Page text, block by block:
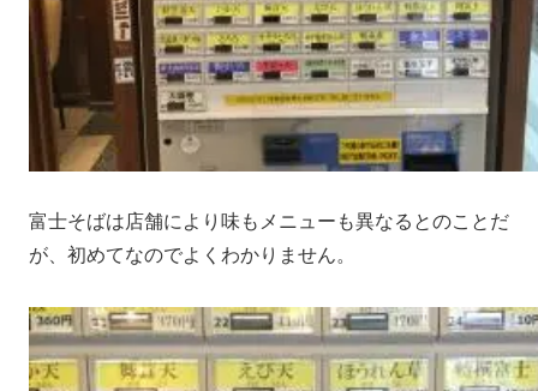
富士そばは店舗により味もメニューも異なるとのことだ
が、初めてなのでよくわかりません。